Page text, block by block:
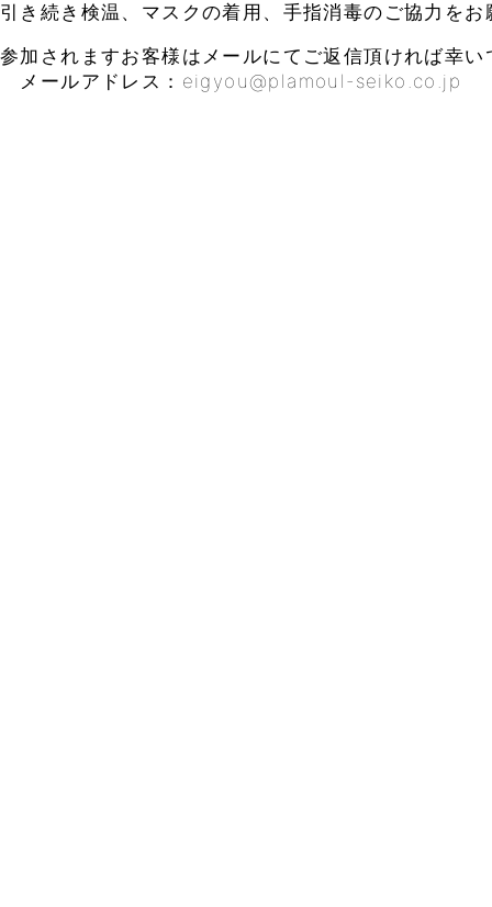
引き続き検温、マスクの着用、手指消毒のご協力をお
参加されますお客様はメールにてご返信頂ければ幸い
メールアドレス：eigyou@plamoul-seiko.co.jp